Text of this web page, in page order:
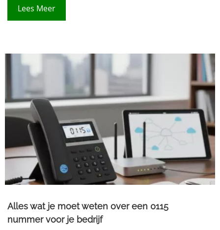
Lees Meer
Alles wat je moet weten over een 0115
nummer voor je bedrijf